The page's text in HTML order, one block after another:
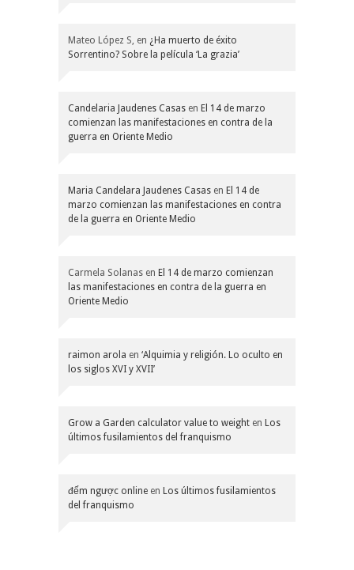
Mateo López S, en ¿Ha muerto de éxito
Sorrentino? Sobre la película ‘La grazia’
Candelaria Jaudenes Casas en El 14 de marzo
comienzan las manifestaciones en contra de la
guerra en Oriente Medio
Maria Candelara Jaudenes Casas en El 14 de
marzo comienzan las manifestaciones en contra
de la guerra en Oriente Medio
Carmela Solanas en El 14 de marzo comienzan
las manifestaciones en contra de la guerra en
Oriente Medio
raimon arola en ‘Alquimia y religión. Lo oculto en
los siglos XVI y XVII’
Grow a Garden calculator value to weight en Los
últimos fusilamientos del franquismo
đếm ngược online en Los últimos fusilamientos
del franquismo